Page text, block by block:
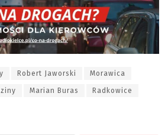
Robert Jaworski Morawica
Marian Buras Radkowice